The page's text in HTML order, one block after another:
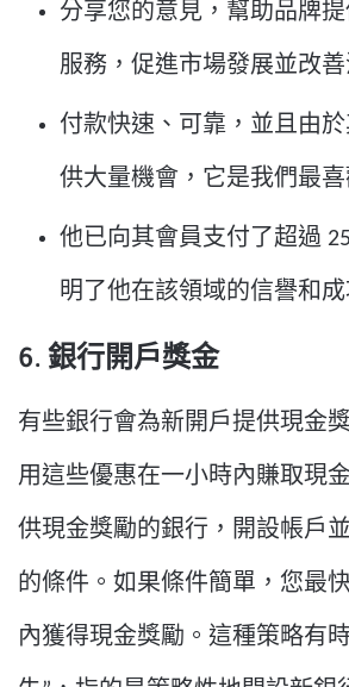
分享您的意見，幫助品牌
服務，促進市場發展並改善
付款快速、可靠，並且由
供大量機會，它是我們最喜
他已向其會員支付了超過
明了他在該領域的信譽和成
6. 銀行開戶獎金
有些銀行會為新開戶提供現金
用這些優惠在一小時內賺取現
供現金獎勵的銀行，開設帳戶
的條件。如果條件簡單，您最
內獲得現金獎勵。這種策略有